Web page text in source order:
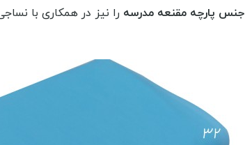
جنس پارچه مقنعه مدرسه را نیز در همکاری با